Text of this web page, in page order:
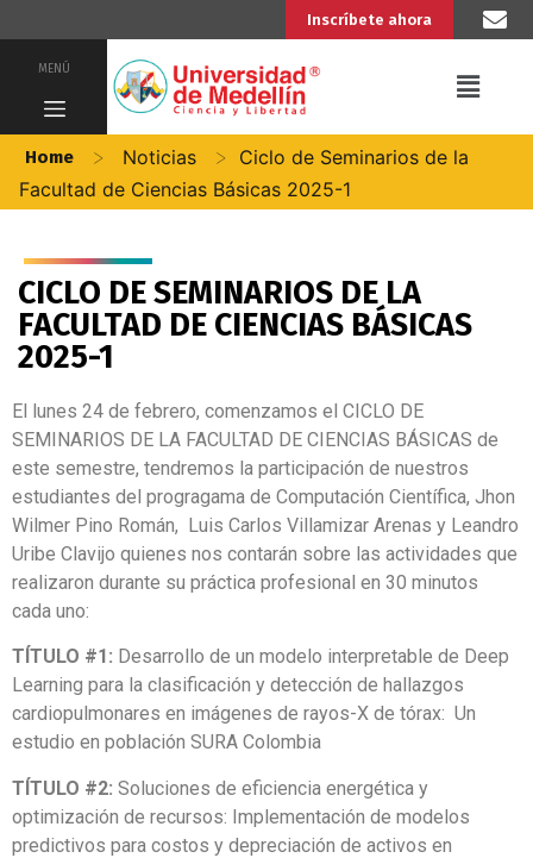
Inscríbete ahora
MENÚ
Home > Noticias >
Ciclo de Seminarios de la
Facultad de Ciencias Básicas 2025-1
CICLO DE SEMINARIOS DE LA
FACULTAD DE CIENCIAS BÁSICAS
2025-1
El lunes 24 de febrero, comenzamos el CICLO DE
SEMINARIOS DE LA FACULTAD DE CIENCIAS BÁSICAS de
este semestre, tendremos la participación de nuestros
estudiantes del progragama de Computación Científica, Jhon
Wilmer Pino Román, Luis Carlos Villamizar Arenas y Leandro
Uribe Clavijo quienes nos contarán sobre las actividades que
realizaron durante su práctica profesional en 30 minutos
cada uno:
TÍTULO #1: Desarrollo de un modelo interpretable de Deep
Learning para la clasificación y detección de hallazgos
cardiopulmonares en imágenes de rayos-X de tórax: Un
estudio en población SURA Colombia
TÍTULO #2: Soluciones de eficiencia energética y
optimización de recursos: Implementación de modelos
predictivos para costos y depreciación de activos en